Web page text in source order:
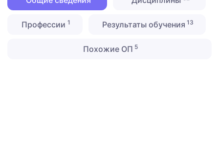
Профессии 1 Результаты обучения 13
Похожие ОП 5